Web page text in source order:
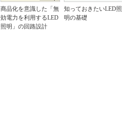
商品化を意識した「無
効電力を利用するLED
照明」の回路設計
知っておきたいLED照
明の基礎